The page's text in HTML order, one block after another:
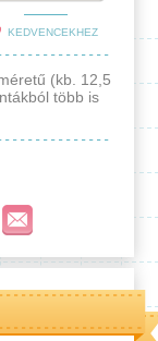
KEDVENCEKHEZ
(kb. 12,5
több is